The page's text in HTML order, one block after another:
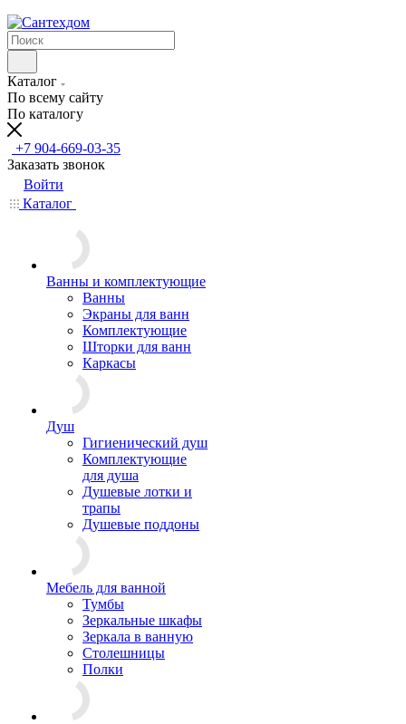
Каталог
По всему сайту
По каталогу
+7 904-669-03-35
Заказать звонок
Войти
Каталог
Ванны и комплектующие
Ванны
Экраны для ванн
Комплектующие
Шторки для ванн
Каркасы
Душ
Гигиенический душ
Комплектующие
для душа
Душевые лотки и
трапы
Душевые поддоны
Мебель для ванной
Тумбы
Зеркальные шкафы
Зеркала в ванную
Столешницы
Полки